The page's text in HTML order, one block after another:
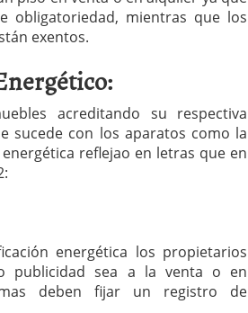
3 de octubre de 2025
obligatoriedad, mientras que los
exentos.
acreditando su respectiva
sucede con los aparatos como la
reflejao en letras que en
energética los propietarios
publicidad sea a la venta o en
deben fijar un registro de